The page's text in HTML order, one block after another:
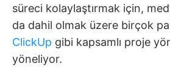
süreci kolaylaştırmak için,
da dahil olmak üzere birçok
ClickUp gibi kapsamlı proje
yöneliyor.